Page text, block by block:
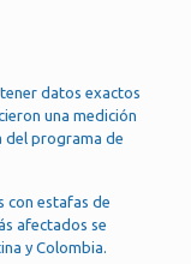
datos exactos
una medición
del programa de
con estafas de
afectados se
y Colombia.